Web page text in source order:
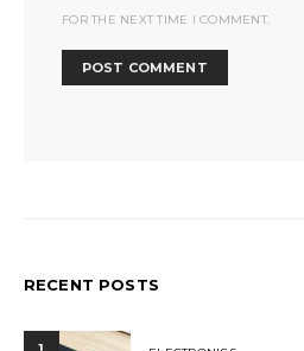
FOR THE NEXT TIME I COMMENT.
RECENT POSTS